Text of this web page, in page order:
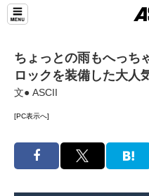
ちょっとの雨もへっち
ロックを装備した大人
文● ASCII
[PC表示へ]